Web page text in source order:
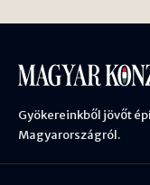
Gyökereinkből jövőt
Magyarországról.